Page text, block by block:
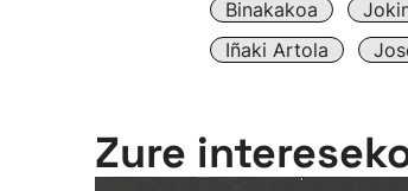
Binakakoa
Iñaki Artola
Zure